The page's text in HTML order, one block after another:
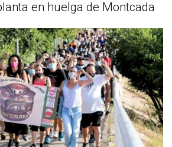
en huelga de Montcada